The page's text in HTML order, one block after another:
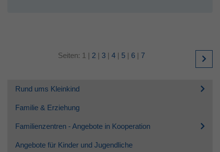
Seiten: 1 | 2 | 3 | 4 | 5 | 6 | 7
Rund ums Kleinkind
Familie & Erziehung
Familienzentren - Angebote in Kooperation
Angebote für Kinder und Jugendliche